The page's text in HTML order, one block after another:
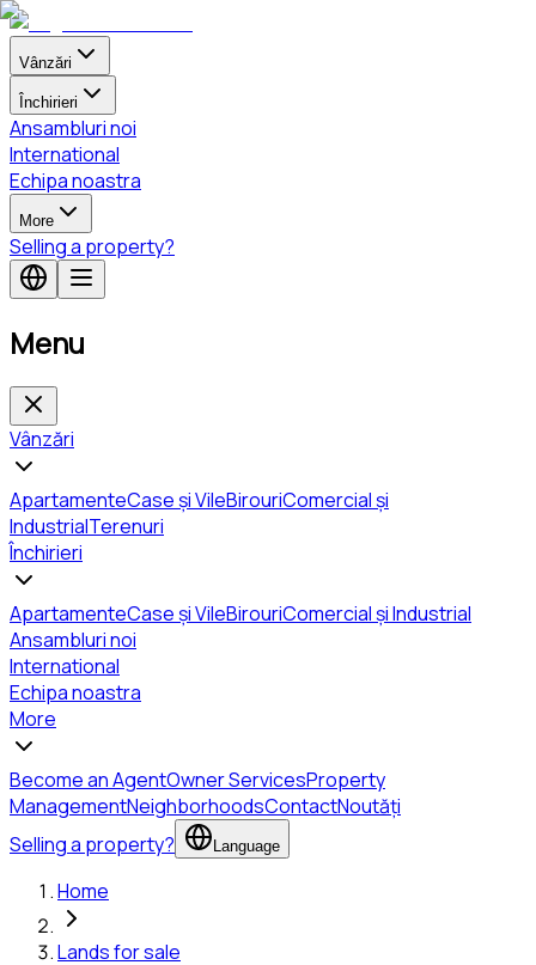
Vânzări
Închirieri
Ansambluri noi
International
Echipa noastra
More
Selling a property?
Menu
Vânzări
ApartamenteCase și VileBirouriComercial și
IndustrialTerenuri
Închirieri
ApartamenteCase și VileBirouriComercial și Industrial
Ansambluri noi
International
Echipa noastra
More
Become an AgentOwner ServicesProperty
ManagementNeighborhoodsContactNoutăți
Selling a property?
Language
Home
Lands for sale